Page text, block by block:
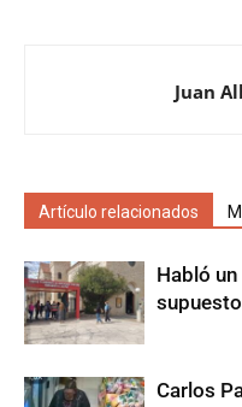
Juan
Artículo relacionados
Habló
Carlos